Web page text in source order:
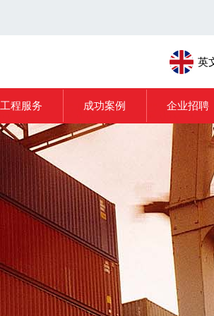
英
工程服务 成功案例 企业招聘